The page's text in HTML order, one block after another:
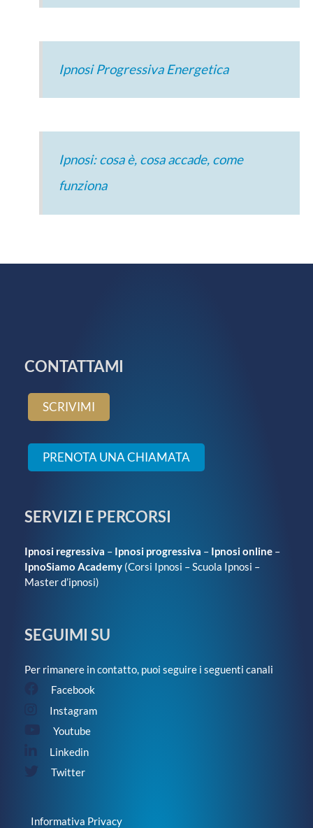
Ipnosi Progressiva Energetica
Ipnosi: cosa è, cosa accade, come
funziona
CONTATTAMI
SCRIVIMI
PRENOTA UNA CHIAMATA
SERVIZI E PERCORSI
Ipnosi regressiva – Ipnosi progressiva – Ipnosi online –
IpnoSiamo Academy (Corsi Ipnosi –Scuola Ipnosi –
Master d’ipnosi)
SEGUIMI SU
Per rimanere in contatto, puoi seguire i seguenti canali
Facebook
Instagram
Youtube
Linkedin
Twitter
Informativa Privacy